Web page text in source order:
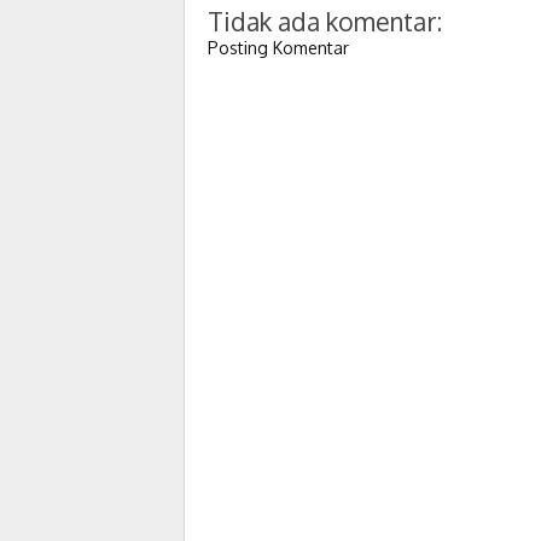
Tidak ada komentar:
Posting Komentar